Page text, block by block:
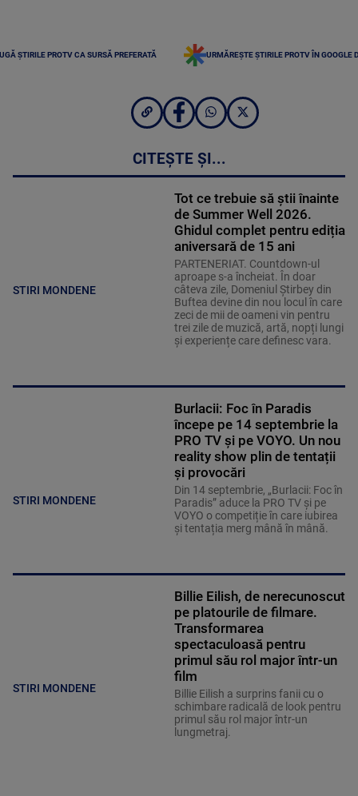
ȘTIRILE PROTV CA SURSĂ PREFERATĂ URMĂREȘTE ȘTIRILE PROTV ÎN GOOGLE
CITEȘTE ȘI...
STIRI MONDENE
Tot ce trebuie să știi înainte
de Summer Well 2026.
Ghidul complet pentru ediția
aniversară de 15 ani
PARTENERIAT. Countdown-ul
aproape s-a încheiat. În doar
câteva zile, Domeniul Știrbey din
Buftea devine din nou locul în care
zeci de mii de oameni vin pentru
trei zile de muzică, artă, nopți lungi
și experiențe care definesc vara.
STIRI MONDENE
Burlacii: Foc în Paradis
începe pe 14 septembrie la
PRO TV și pe VOYO. Un nou
reality show plin de tentații
și provocări
Din 14 septembrie, „Burlacii: Foc în
Paradis” aduce la PRO TV și pe
VOYO o competiție în care iubirea
și tentația merg mână în mână.
STIRI MONDENE
Billie Eilish, de nerecunoscut
pe platourile de filmare.
Transformarea
spectaculoasă pentru
primul său rol major într-un
film
Billie Eilish a surprins fanii cu o
schimbare radicală de look pentru
primul său rol major într-un
lungmetraj.